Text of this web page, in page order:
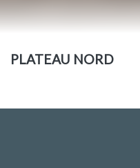
PLATEAU NORD